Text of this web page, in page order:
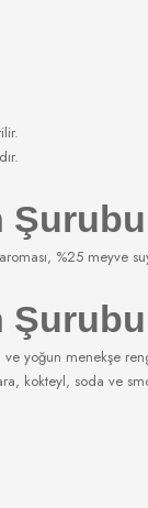
%25 meyve
yoğun menekşe
kokteyl, soda ve